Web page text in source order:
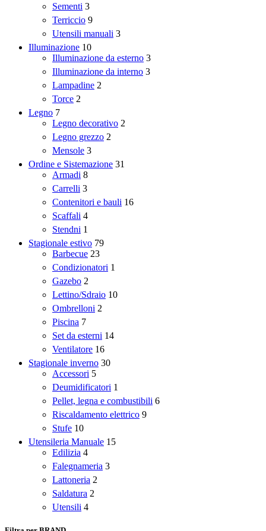
Sementi 3
Terriccio 9
Utensili manuali 3
Illuminazione 10
Illuminazione da esterno 3
Illuminazione da interno 3
Lampadine 2
Torce 2
Legno 7
Legno decorativo 2
Legno grezzo 2
Mensole 3
Ordine e Sistemazione 31
Armadi 8
Carrelli 3
Contenitori e bauli 16
Scaffali 4
Stendni 1
Stagionale estivo 79
Barbecue 23
Condizionatori 1
Gazebo 2
Lettino/Sdraio 10
Ombrelloni 2
Piscina 7
Set da esterni 14
Ventilatore 16
Stagionale inverno 30
Accessori 5
Deumidificatori 1
Pellet, legna e combustibili 6
Riscaldamento elettrico 9
Stufe 10
Utensileria Manuale 15
Edilizia 4
Falegnameria 3
Lattoneria 2
Saldatura 2
Utensili 4